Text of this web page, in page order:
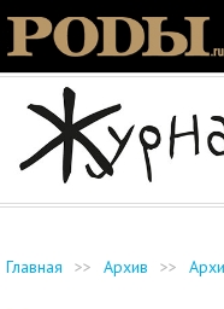
Главная >> Архив >>